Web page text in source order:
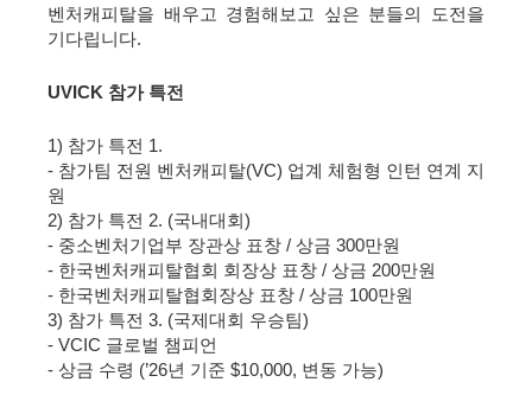
벤처캐피탈을 배우고 경험해보고 싶은 분들의 도전을
기다립니다.
UVICK 참가 특전
1) 참가 특전 1.
- 참가팀 전원 벤처캐피탈(VC) 업계 체험형 인턴 연계 지
원
2) 참가 특전 2. (국내대회 )
- 중소벤처기업부 장관상 표창 / 상금 300만원
- 한국벤처캐피탈협회 회장상 표창 / 상금 200만원
- 한국벤처캐피탈협회장상 표창 / 상금 100만원
3) 참가 특전 3. (국제대회 우승팀)
- VCIC 글로벌 챔피언
- 상금 수령 (’26년 기준 $10,000, 변동 가능)